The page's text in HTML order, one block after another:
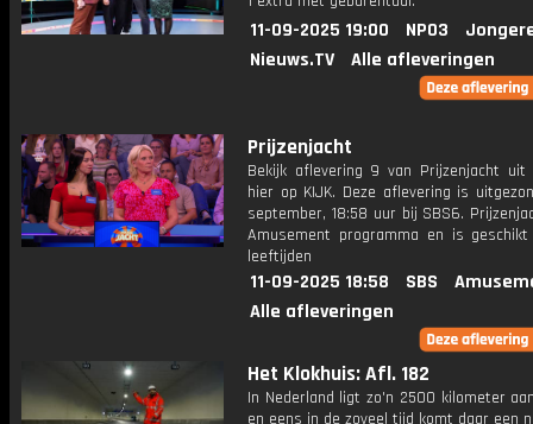
11-09-2025 19:00 NPO3
Nieuws.TV
Alle afleveringen
Prijzenjacht
Bekijk aflevering 9 van Prijzenjacht uit
hier op KIJK. Deze aflevering is
september, 18:58 uur bij SBS6.
Amusement programma en is
leeftijden
11-09-2025 18:58 SBS
Alle afleveringen
Het Klokhuis: Afl. 182
In Nederland ligt zo'n 2500 kilometer
en eens in de zoveel tijd komt daar een